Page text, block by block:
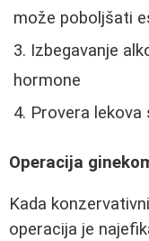
može poboljšati
Izbegavanje
hormone
Provera lekova
Operacija
Kada
operacija je